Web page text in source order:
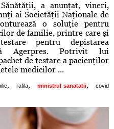
a anunţat, vineri,
ai Societăţii Naţionale de
o soluţie pentru
de familie, printre care şi
pentru depistarea
Agerpres. Potrivit lui
de testare a pacienţilor
medicilor ...
, rafila, ministrul sanatatii,
covid